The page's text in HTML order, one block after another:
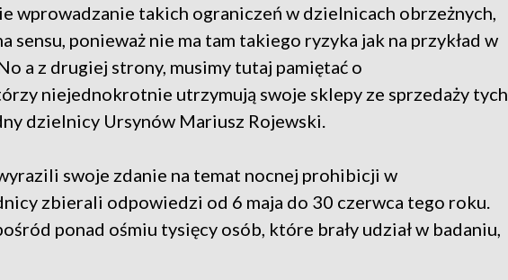
wprowadzanie takich ograniczeń w dzielnicach obrzeżnych,
sensu, ponieważ nie ma tam takiego ryzyka jak na przykład w
a z drugiej strony, musimy tutaj pamiętać o
niejednokrotnie utrzymują swoje sklepy ze sprzedaży tych
dzielnicy Ursynów Mariusz Rojewski.
swoje zdanie na temat nocnej prohibicji w
zbierali odpowiedzi od 6 maja do 30 czerwca tego roku.
ponad ośmiu tysięcy osób, które brały udział w badaniu,